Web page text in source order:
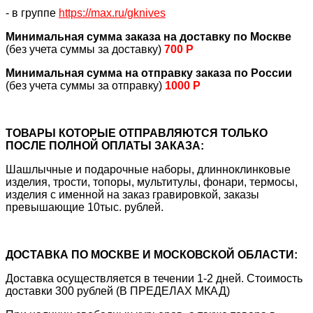
- в группе https://max.ru/gknives
Минимальная сумма заказа на доставку по Москве
(без учета суммы за доставку) 700 Р
Минимальная сумма на отправку заказа по России
(без учета суммы за отправку) 1000 Р
ТОВАРЫ КОТОРЫЕ ОТПРАВЛЯЮТСЯ ТОЛЬКО
ПОСЛЕ ПОЛНОЙ ОПЛАТЫ ЗАКАЗА:
Шашлычные и подарочные наборы, длинноклинковые
изделия, трости, топоры, мультитулы, фонари, термосы,
изделия с именной на заказ гравировкой, заказы
превышающие 10тыс. рублей.
ДОСТАВКА ПО МОСКВЕ И МОСКОВСКОЙ ОБЛАСТИ:
Доставка осуществляется в течении 1-2 дней. Стоимость
доставки 300 рублей (В ПРЕДЕЛАХ МКАД)